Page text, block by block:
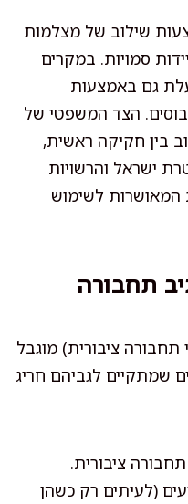
שילוב של מצלמות
סמויות. במקרים
גם באמצעות
הצד המשפטי של
בין חקיקה ראשית,
ישראל והרשויות
המאושרות לשימוש
תחבורה
ציבורית) מוגבל
שמתקיים לגביהם חריג
ציבורית.
(לעיתים רק כשהן